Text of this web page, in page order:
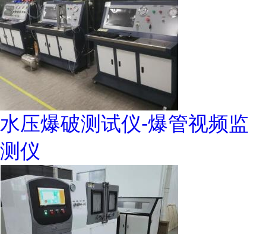
水压爆破测试仪-爆管视频监
测仪